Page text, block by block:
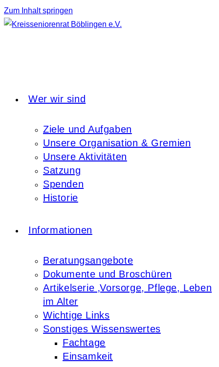
Zum Inhalt springen
Wer wir sind
Ziele und Aufgaben
Unsere Organisation & Gremien
Unsere Aktivitäten
Satzung
Spenden
Historie
Informationen
Beratungsangebote
Dokumente und Broschüren
Artikelserie ‚Vorsorge, Pflege, Leben
im Alter
Wichtige Links
Sonstiges Wissenswertes
Fachtage
Einsamkeit